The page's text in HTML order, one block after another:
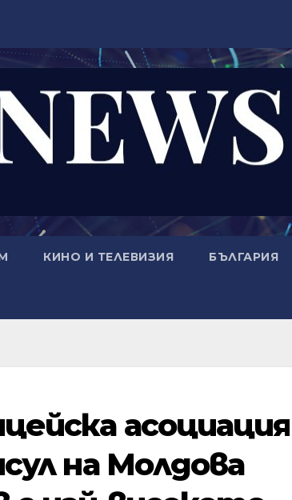
КИНО И ТЕЛЕВИЗИЯ БЪЛГАРИЯ
асоциация
на Молдова